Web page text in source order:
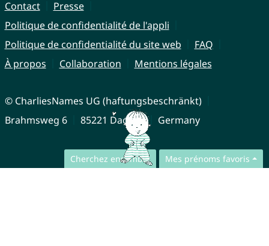
Cherchez ensemble Mes prénoms favoris
Contact
Presse
Politique de confidentialité de l'appli
Politique de confidentialité du site web
FAQ
À propos
Collaboration Mentions légales
© CharliesNames UG (haftungsbeschränkt)
Brahmsweg 6
85221 Dachau Germany